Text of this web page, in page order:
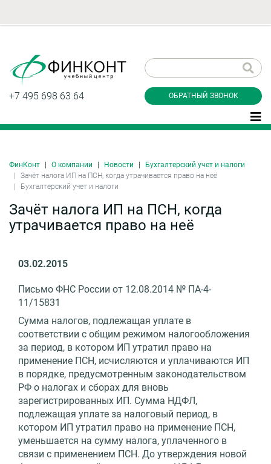
+7 495 698 63 64 ОБРАТНЫЙ ЗВОНОК
ФинКонт О компании Новости
Бухгалтерский учет и налоги
Зачёт налога ИП на ПСН, когда утрачивается право на неё
Бухгалтерский учет и налоги
Зачёт налога ИП на ПСН, когда
утрачивается право на неё
03.02.2015
Письмо ФНС России от 12.08.2014 № ПА-4-
11/15831
Сумма налогов, подлежащая уплате в
соответствии с общим режимом налогообложения
за период, в котором ИП утратил право на
применение ПСН, исчисляются и уплачиваются ИП
в порядке, предусмотренным законодательством
РФ о налогах и сборах для вновь
зарегистрированных ИП. Сумма НДФЛ,
подлежащая уплате за налоговый период, в
котором ИП утратил право на применение ПСН,
уменьшается на сумму налога, уплаченного в
связи с применением ПСН. До утверждения новой
звонок
Даю согласие на обработку персональных
данные и соглашаюсь сполитикой